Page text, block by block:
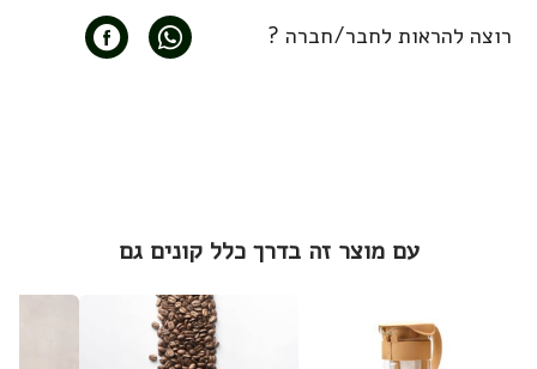
רוצה להראות לחבר/חברה ?
עם מוצר זה בדרך כלל קונים גם